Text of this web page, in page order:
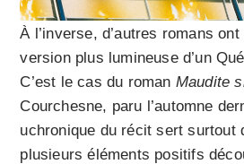
À l’inverse, d’autres romans
version plus lumineuse d’un
C’est le cas du roman Maudite
Courchesne, paru l’automne
uchronique du récit sert surtout
plusieurs éléments positifs